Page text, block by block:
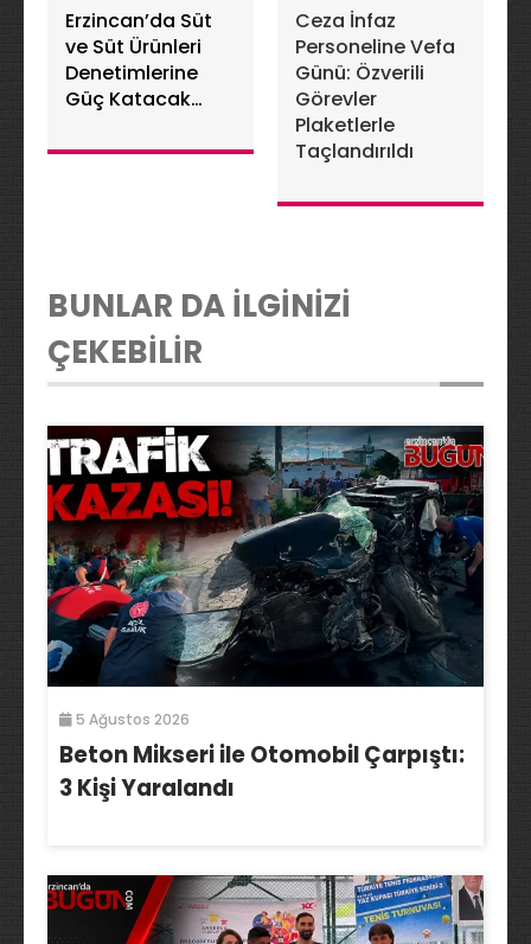
Erzincan’da Süt
ve Süt Ürünleri
Denetimlerine
Güç Katacak
Tamamlandı
Ceza İnfaz
Personeline Vefa
Günü: Özverili
Görevler
Plaketlerle
Taçlandırıldı
BUNLAR DA İLGİNİZİ
ÇEKEBİLİR
5 Ağustos 2026
Beton Mikseri ile Otomobil Çarpıştı:
3 Kişi Yaralandı